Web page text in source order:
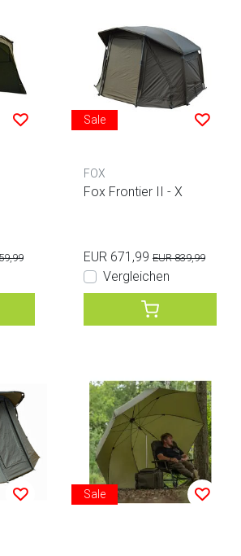
Sale
FOX
Fox Frontier II - X
EUR 671,99 EUR 839,99
Vergleichen
Sale